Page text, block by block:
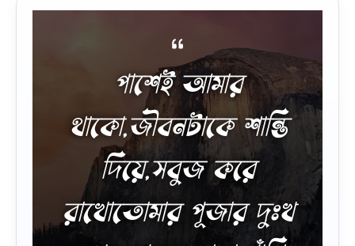
পাশেই আমার
থাকো,জীবনটাকে শান্তি
দিয়ে,সবুজ করে
রাখোতোমার পূজার দুঃখ